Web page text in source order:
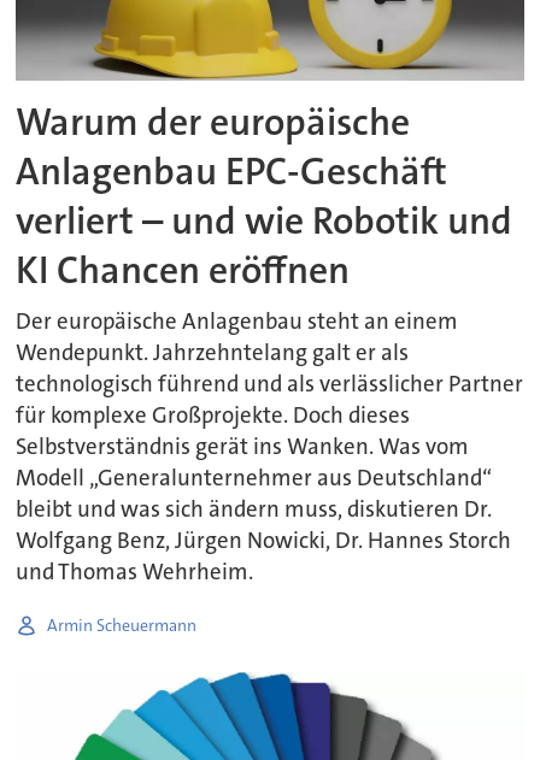
Warum der europäische
Anlagenbau EPC-Geschäft
verliert – und wie Robotik und
KI Chancen eröffnen
Der europäische Anlagenbau steht an einem
Wendepunkt. Jahrzehntelang galt er als
technologisch führend und als verlässlicher Partner
für komplexe Großprojekte. Doch dieses
Selbstverständnis gerät ins Wanken. Was vom
Modell „Generalunternehmer aus Deutschland“
bleibt und was sich ändern muss, diskutieren Dr.
Wolfgang Benz, Jürgen Nowicki, Dr. Hannes Storch
und Thomas Wehrheim.
Armin Scheuermann